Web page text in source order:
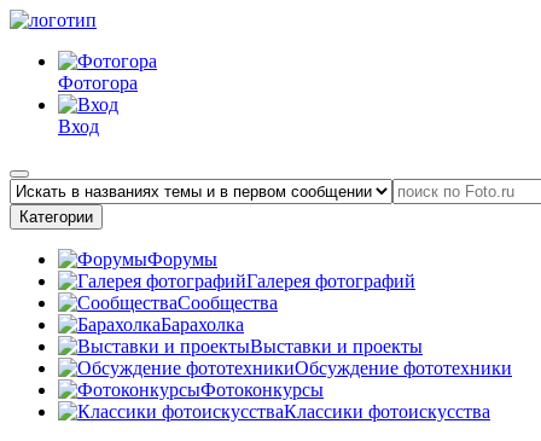
Фотогора
Вход
Категории
Форумы
Галерея фотографий
Сообщества
Барахолка
Выставки и проекты
Обсуждение фототехники
Фотоконкурсы
Классики фотоискусства